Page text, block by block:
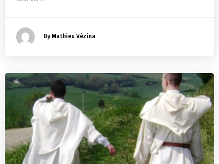
By Mathieu Vézina